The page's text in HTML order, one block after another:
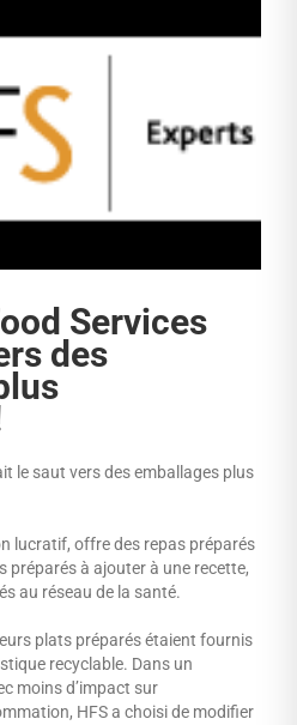
Services
des
le saut vers des emballages plus
lucratif, offre des repas préparés
préparés à ajouter à une recette,
au réseau de la santé.
plats préparés étaient fournis
recyclable. Dans un
moins d’impact sur
HFS a choisi de modifier